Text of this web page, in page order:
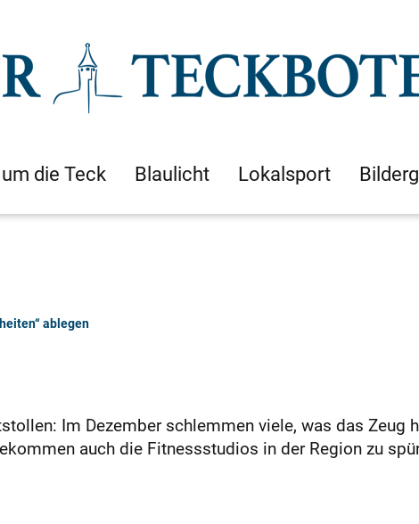
die Teck Blaulicht Lokalsport
ablegen
Im Dezember schlemmen viele, was das Zeug
auch die Fitnessstudios in der Region zu